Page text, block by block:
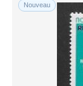
Nouveau